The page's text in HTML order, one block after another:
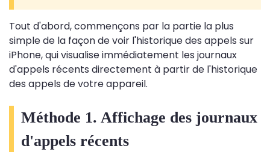
Tout d'abord, commençons par la partie la plus
simple de la façon de voir l'historique des appels sur
iPhone, qui visualise immédiatement les journaux
d'appels récents directement à partir de l'historique
des appels de votre appareil.
Méthode 1. Affichage des journaux
d'appels récents